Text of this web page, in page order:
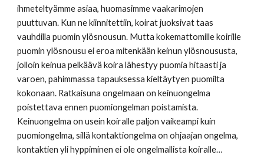
ihmeteltyämme asiaa, huomasimme vaakarimojen
puuttuvan. Kun ne kiinnitettiin, koirat juoksivat taas
vauhdilla puomin ylösnousun. Mutta kokemattomille koirille
puomin ylösnousu ei eroa mitenkään keinun ylösnoususta,
jolloin keinua pelkäävä koira lähestyy puomia hitaasti ja
varoen, pahimmassa tapauksessa kieltäytyen puomilta
kokonaan. Ratkaisuna ongelmaan on keinuongelma
poistettava ennen puomiongelman poistamista.
Keinuongelma on usein koiralle paljon vaikeampi kuin
puomiongelma, sillä kontaktiongelma on ohjaajan ongelma,
kontaktien yli hyppiminen ei ole ongelmallista koiralle…